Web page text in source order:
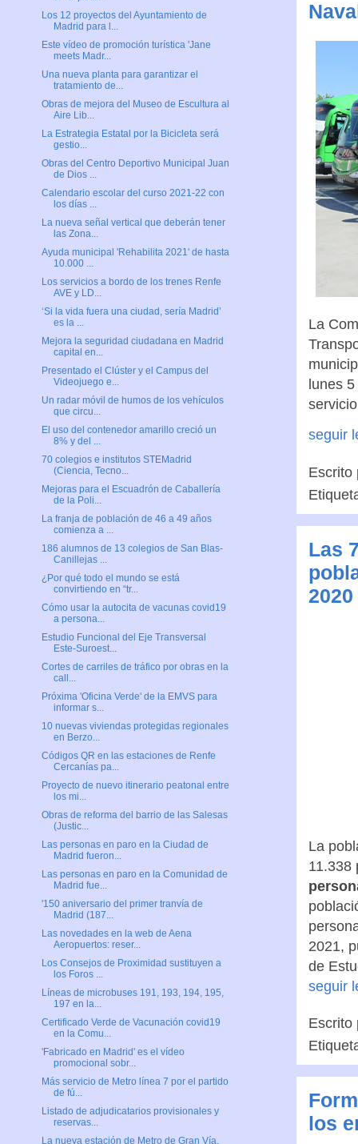
La
lunes
seguir
Las
2020
La
11.338
2021,
de
seguir
los
Los 12 proyectos del Ayuntamiento de
Madrid para l...
Este vídeo de promoción turística 'Jane
meets Madr...
Una nueva planta para garantizar el
tratamiento de...
Obras de mejora del Museo de Escultura al
Aire Lib...
La Estrategia Estatal por la Bicicleta será
gestio...
Obras del Centro Deportivo Municipal Juan
de Dios ...
Calendario escolar del curso 2021-22 con
los días ...
La nueva señal vertical que deberán tener
las Zona...
Ayuda municipal 'Rehabilita 2021' de hasta
10.000 ...
Los servicios a bordo de los trenes Renfe
AVE y LD...
‘Si la vida fuera una ciudad, sería Madrid’
es la ...
Mejora la seguridad ciudadana en Madrid
capital en...
Presentado el Clúster y el Campus del
Videojuego e...
Un radar móvil de humos de los vehículos
que circu...
El uso del contenedor amarillo creció un
8% y del ...
70 colegios e institutos STEMadrid
(Ciencia, Tecno...
Mejoras para el Escuadrón de Caballería
de la Poli...
La franja de población de 46 a 49 años
comienza a ...
186 alumnos de 13 colegios de San Blas-
Canillejas ...
¿Por qué todo el mundo se está
convirtiendo en “tr...
Cómo usar la autocita de vacunas covid19
a persona...
Estudio Funcional del Eje Transversal
Este-Suroest...
Cortes de carriles de tráfico por obras en la
call...
Próxima 'Oficina Verde' de la EMVS para
informar s...
10 nuevas viviendas protegidas regionales
en Berzo...
Códigos QR en las estaciones de Renfe
Cercanías pa...
Proyecto de nuevo itinerario peatonal entre
los mi...
Obras de reforma del barrio de las Salesas
(Justic...
Las personas en paro en la Ciudad de
Madrid fueron...
Las personas en paro en la Comunidad de
Madrid fue...
'150 aniversario del primer tranvía de
Madrid (187...
Las novedades en la web de Aena
Aeropuertos: reser...
Los Consejos de Proximidad sustituyen a
los Foros ...
Líneas de microbuses 191, 193, 194, 195,
197 en la...
Certificado Verde de Vacunación covid19
en la Comu...
'Fabricado en Madrid' es el vídeo
promocional sobr...
Más servicio de Metro línea 7 por el partido
de fú...
Listado de adjudicatarios provisionales y
reservas...
La nueva estación de Metro de Gran Vía,